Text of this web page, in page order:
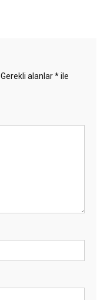
Gerekli alanlar*ile